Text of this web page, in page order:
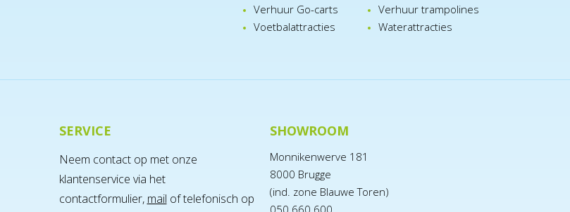
Verhuur Go-carts
Verhuur trampolines
Voetbalattracties
Waterattracties
SERVICE
Neem contact op met onze
klantenservice via het
contactformulier, mail of telefonisch op
SHOWROOM
Monnikenwerve 181
8000 Brugge
(ind. zone Blauwe Toren)